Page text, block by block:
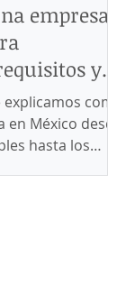
empresa
y
como
México desde
hasta los